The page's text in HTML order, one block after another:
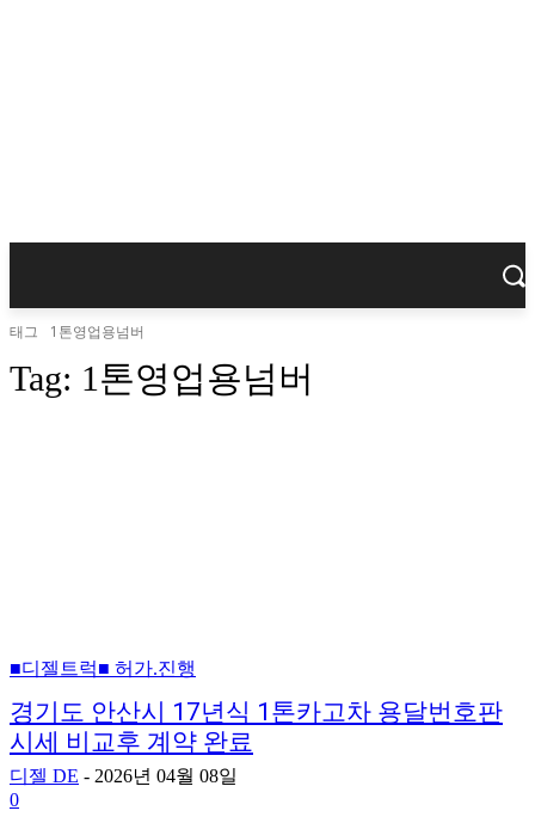
태그 1톤영업용넘버
Tag: 1톤영업용넘버
■디젤트럭■ 허가.진행
경기도 안산시 17년식 1톤카고차 용달번호판
시세 비교후 계약 완료
디젤 DE - 2026년 04월 08일
0